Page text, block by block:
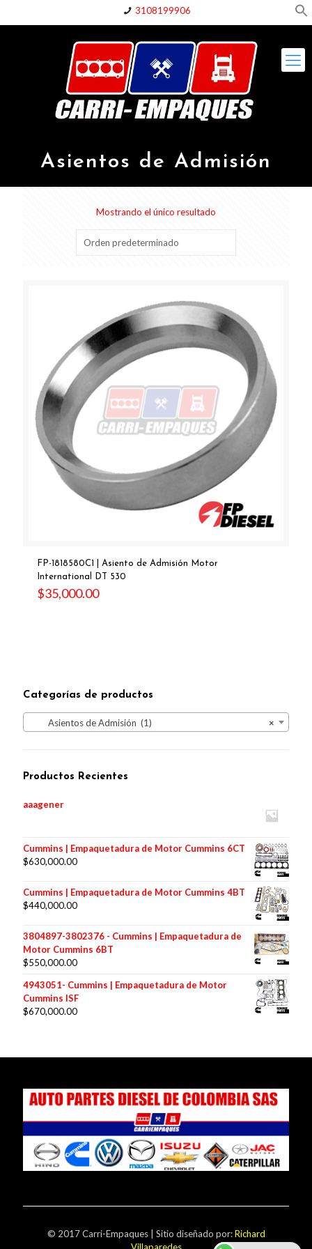
3108199906
Asientos de Admisión
Mostrando el único resultado
FP-1818580C1 | Asiento de Admisión Motor
International DT 530
$35,000.00
Categorías de productos
×
Asientos de Admisión (1)
Productos Recientes
aaagener
Cummins | Empaquetadura de Motor Cummins 6CT
$630,000.00
Cummins | Empaquetadura de Motor Cummins 4BT
$440,000.00
3804897-3802376 - Cummins | Empaquetadura de
Motor Cummins 6BT
$550,000.00
4943051- Cummins | Empaquetadura de Motor
Cummins ISF
$670,000.00
© 2017 Carri-Empaques | Sitio diseñado por:Richard